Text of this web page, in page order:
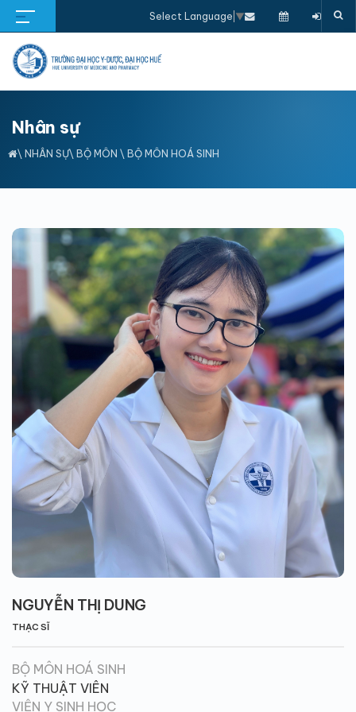
Select Language ▼
Nhân sự
\ NHÂN SỰ\ BỘ MÔN \ BỘ MÔN HOÁ SINH
NGUYỄN THỊ DUNG
THẠC SĨ
BỘ MÔN HOÁ SINH
KỸ THUẬT VIÊN
VIỆN Y SINH HỌC